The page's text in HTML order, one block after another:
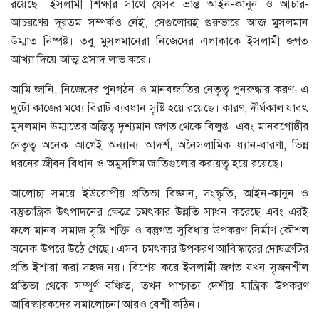
রয়েছে। ইসলামী শিক্ষার সাথে যেসব ভ্রান্ত আইন-কানুন ও আচার-
আচরণের দূরতম সম্পর্কও নেই, সেগুলোরই গুরুভারে আজ মুসলমান
উম্মাত নিষ্পষ্ট। তবু মুসলমানেরা নিজেদের এলাকাকে ইসলামী জগত
আখ্যা দিয়ে আত্ম প্রসাদ লাভ করে।
আমি জানি, নিজেদের পুনগঠন ও মানবজাতির নেতৃত্ব পুনরুদ্ধার করণ- এ
দুটো কাজের মধ্যে বিরাট ব্যবধান সৃষ্টি হয়ে রয়েছে। কারণ, দীর্ঘকাল যাবৎ
মুসলমান উম্মাতের অস্তিত্ব দৃশ্যমান জগত থেকে বিলুপ্ত। এবং মানবগোষ্ঠীর
নেতৃত্ব অনেক আগেই অন্যান্য আদর্শ, অনৈসলামিক ধ্যান-ধারণা, ভিন্ন
ধরনের জীবন বিধান ও অমুসলিম জাতিগুলোর করায়ত্ব হয়ে রয়েছে।
আলোচ্য সময়ে ইউরোপীয় প্রতিভা বিজ্ঞান, সংস্কৃতি, আইন-কানুন ও
বস্তুতান্ত্রিক উৎপাদনের ক্ষেত্রে চমৎকার উন্নতি সাধন করেছে এবং এরই
ফলে মানব সমাজ সৃষ্টি শক্তি ও বস্তুগত সুবিধার উপকরণ নির্মাণ কৌশল
অনেক উপরে উঠে গেছে। এসব চমৎকার উপকরণ আবিস্কারের দোষত্রুটির
প্রতি ইশারা করা সহজ নয়। বিশেয় করে ইসলামী জগত যখন সৃজনশীল
প্রতিভা থেকে সম্পূর্ণ বঞ্চিত, তখন পাশ্চাত্য দেশীয় যান্ত্রিক উপকরণ
আবিস্কারকদের সমালোচনা আরও বেশী কঠিন।